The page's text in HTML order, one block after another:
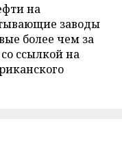
на
заводы
более чем за
ссылкой на